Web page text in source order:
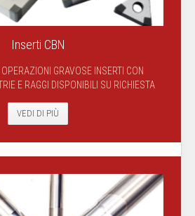
Inserti CBN
OPERAZIONI GRAVOSE INSERTI CON
E RAGGI DISPONIBILI SU RICHIESTA
VEDI DI PIÙ